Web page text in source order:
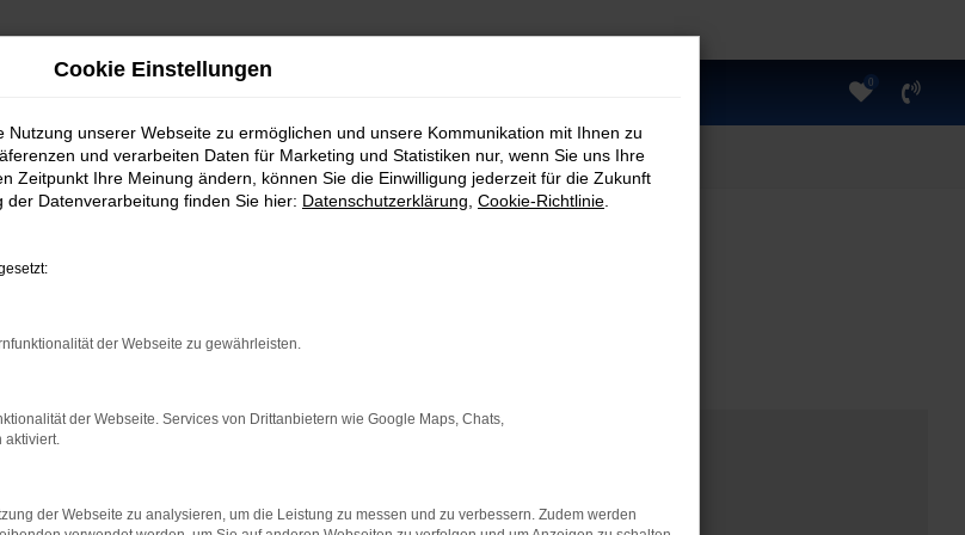
0
Fahrzeugmarkt
Cookie Einstellungen
unserer Webseite zu ermöglichen und unsere Kommunikation mit Ihnen zu
und verarbeiten Daten für Marketing und Statistiken nur, wenn Sie uns Ihre
Zeitpunkt Ihre Meinung ändern, können Sie die Einwilligung jederzeit für die Zukunft
Datenverarbeitung finden Sie hier: Datenschutzerklärung Cookie-Richtlinie
der Webseite zu gewährleisten.
der Webseite. Services von Drittanbietern wie Google Maps, Chats,
aktiviert.
der Webseite zu analysieren, um die Leistung zu messen und zu verbessern. Zudem werden